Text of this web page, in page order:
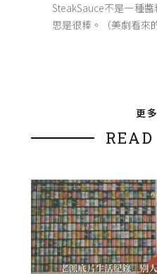
SteakSauce不是一種
思是很棒。（美劇看來的
更